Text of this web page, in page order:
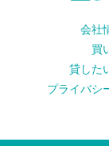
会社
買
貸した
プライバシ